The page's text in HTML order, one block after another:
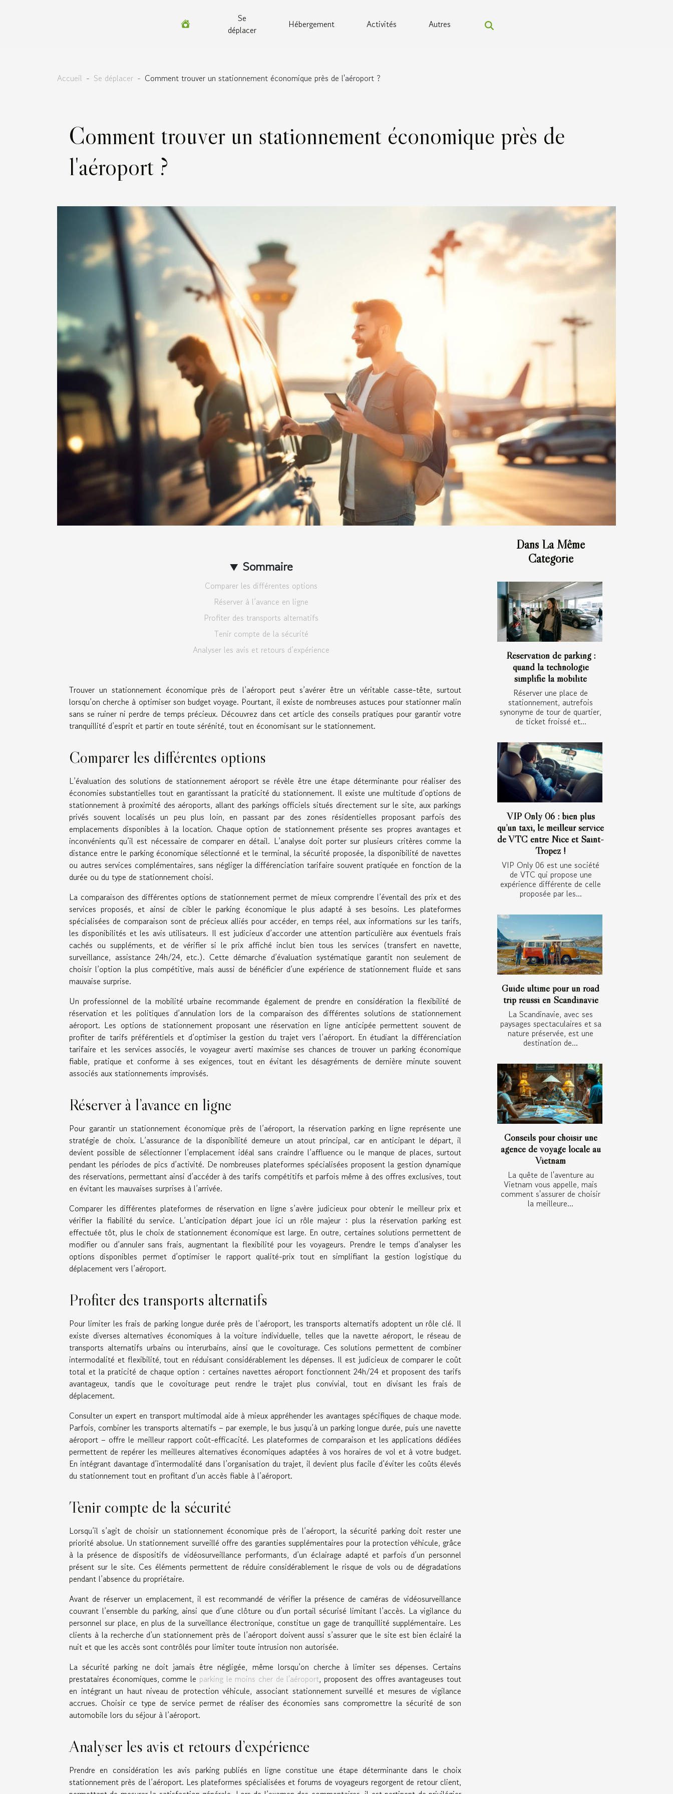
Se
déplacer
Hébergement Activités Autres
Accueil Se déplacer Comment trouver un stationnement économique près de l'aéroport ?
Comment trouver un stationnement économique près de
l'aéroport ?
Sommaire
Comparer les différentes options
Réserver à l’avance en ligne
Profiter des transports alternatifs
Tenir compte de la sécurité
Analyser les avis et retours d’expérience
Trouver un stationnement économique près de l’aéroport peut s’avérer être un véritable casse-tête, surtout
lorsqu’on cherche à optimiser son budget voyage. Pourtant, il existe de nombreuses astuces pour stationner malin
sans se ruiner ni perdre de temps précieux. Découvrez dans cet article des conseils pratiques pour garantir votre
tranquillité d’esprit et partir en toute sérénité, tout en économisant sur le stationnement.
Comparer les différentes options
L’évaluation des solutions de stationnement aéroport se révèle être une étape déterminante pour réaliser des
économies substantielles tout en garantissant la praticité du stationnement. Il existe une multitude d’options de
stationnement à proximité des aéroports, allant des parkings officiels situés directement sur le site, aux parkings
privés souvent localisés un peu plus loin, en passant par des zones résidentielles proposant parfois des
emplacements disponibles à la location. Chaque option de stationnement présente ses propres avantages et
inconvénients qu’il est nécessaire de comparer en détail. L’analyse doit porter sur plusieurs critères comme la
distance entre le parking économique sélectionné et le terminal, la sécurité proposée, la disponibilité de navettes
ou autres services complémentaires, sans négliger la différenciation tarifaire souvent pratiquée en fonction de la
durée ou du type de stationnement choisi.
La comparaison des différentes options de stationnement permet de mieux comprendre l’éventail des prix et des
services proposés, et ainsi de cibler le parking économique le plus adapté à ses besoins. Les plateformes
spécialisées de comparaison sont de précieux alliés pour accéder, en temps réel, aux informations sur les tarifs,
les disponibilités et les avis utilisateurs. Il est judicieux d’accorder une attention particulière aux éventuels frais
cachés ou suppléments, et de vérifier si le prix affiché inclut bien tous les services (transfert en navette,
surveillance, assistance 24h/24, etc.). Cette démarche d’évaluation systématique garantit non seulement de
choisir l’option la plus compétitive, mais aussi de bénéficier d’une expérience de stationnement fluide et sans
mauvaise surprise.
Un professionnel de la mobilité urbaine recommande également de prendre en considération la flexibilité de
réservation et les politiques d’annulation lors de la comparaison des différentes solutions de stationnement
aéroport. Les options de stationnement proposant une réservation en ligne anticipée permettent souvent de
profiter de tarifs préférentiels et d’optimiser la gestion du trajet vers l’aéroport. En étudiant la différenciation
tarifaire et les services associés, le voyageur averti maximise ses chances de trouver un parking économique
fiable, pratique et conforme à ses exigences, tout en évitant les désagréments de dernière minute souvent
associés aux stationnements improvisés.
Réserver à l’avance en ligne
Pour garantir un stationnement économique près de l’aéroport, la réservation parking en ligne représente une
stratégie de choix. L’assurance de la disponibilité demeure un atout principal, car en anticipant le départ, il
devient possible de sélectionner l’emplacement idéal sans craindre l’affluence ou le manque de places, surtout
pendant les périodes de pics d’activité. De nombreuses plateformes spécialisées proposent la gestion dynamique
des réservations, permettant ainsi d’accéder à des tarifs compétitifs et parfois même à des offres exclusives, tout
en évitant les mauvaises surprises à l’arrivée.
Comparer les différentes plateformes de réservation en ligne s’avère judicieux pour obtenir le meilleur prix et
vérifier la fiabilité du service. L’anticipation départ joue ici un rôle majeur : plus la réservation parking est
effectuée tôt, plus le choix de stationnement économique est large. En outre, certaines solutions permettent de
modifier ou d’annuler sans frais, augmentant la flexibilité pour les voyageurs. Prendre le temps d’analyser les
options disponibles permet d’optimiser le rapport qualité-prix tout en simplifiant la gestion logistique du
déplacement vers l’aéroport.
Profiter des transports alternatifs
Pour limiter les frais de parking longue durée près de l’aéroport, les transports alternatifs adoptent un rôle clé. Il
existe diverses alternatives économiques à la voiture individuelle, telles que la navette aéroport, le réseau de
transports alternatifs urbains ou interurbains, ainsi que le covoiturage. Ces solutions permettent de combiner
intermodalité et flexibilité, tout en réduisant considérablement les dépenses. Il est judicieux de comparer le coût
total et la praticité de chaque option : certaines navettes aéroport fonctionnent 24h/24 et proposent des tarifs
avantageux, tandis que le covoiturage peut rendre le trajet plus convivial, tout en divisant les frais de
déplacement.
Consulter un expert en transport multimodal aide à mieux appréhender les avantages spécifiques de chaque mode.
Parfois, combiner les transports alternatifs – par exemple, le bus jusqu’à un parking longue durée, puis une navette
aéroport – offre le meilleur rapport coût-efficacité. Les plateformes de comparaison et les applications dédiées
permettent de repérer les meilleures alternatives économiques adaptées à vos horaires de vol et à votre budget.
En intégrant davantage d’intermodalité dans l’organisation du trajet, il devient plus facile d’éviter les coûts élevés
du stationnement tout en profitant d’un accès fiable à l’aéroport.
Tenir compte de la sécurité
Lorsqu’il s’agit de choisir un stationnement économique près de l’aéroport, la sécurité parking doit rester une
priorité absolue. Un stationnement surveillé offre des garanties supplémentaires pour la protection véhicule, grâce
à la présence de dispositifs de vidéosurveillance performants, d’un éclairage adapté et parfois d’un personnel
présent sur le site. Ces éléments permettent de réduire considérablement le risque de vols ou de dégradations
pendant l’absence du propriétaire.
Avant de réserver un emplacement, il est recommandé de vérifier la présence de caméras de vidéosurveillance
couvrant l’ensemble du parking, ainsi que d’une clôture ou d’un portail sécurisé limitant l’accès. La vigilance du
personnel sur place, en plus de la surveillance électronique, constitue un gage de tranquillité supplémentaire. Les
clients à la recherche d’un stationnement près de l’aéroport doivent aussi s’assurer que le site est bien éclairé la
nuit et que les accès sont contrôlés pour limiter toute intrusion non autorisée.
La sécurité parking ne doit jamais être négligée, même lorsqu’on cherche à limiter ses dépenses. Certains
prestataires économiques, comme le parking le moins cher de l'aéroport, proposent des offres avantageuses tout
en intégrant un haut niveau de protection véhicule, associant stationnement surveillé et mesures de vigilance
accrues. Choisir ce type de service permet de réaliser des économies sans compromettre la sécurité de son
automobile lors du séjour à l’aéroport.
Analyser les avis et retours d’expérience
Prendre en considération les avis parking publiés en ligne constitue une étape déterminante dans le choix
stationnement près de l’aéroport. Les plateformes spécialisées et forums de voyageurs regorgent de retour client,
Dans La Même
Catégorie
Réservation de parking :
quand la technologie
simplifie la mobilité
Réserver une place de
stationnement, autrefois
synonyme de tour de quartier,
de ticket froissé et...
VIP Only 06 : bien plus
qu’un taxi, le meilleur service
de VTC entre Nice et Saint-
Tropez !
VIP Only 06 est une société
de VTC qui propose une
expérience différente de celle
proposée par les...
Guide ultime pour un road
trip réussi en Scandinavie
La Scandinavie, avec ses
paysages spectaculaires et sa
nature préservée, est une
destination de...
Conseils pour choisir une
agence de voyage locale au
Vietnam
La quête de l'aventure au
Vietnam vous appelle, mais
comment s'assurer de choisir
la meilleure...